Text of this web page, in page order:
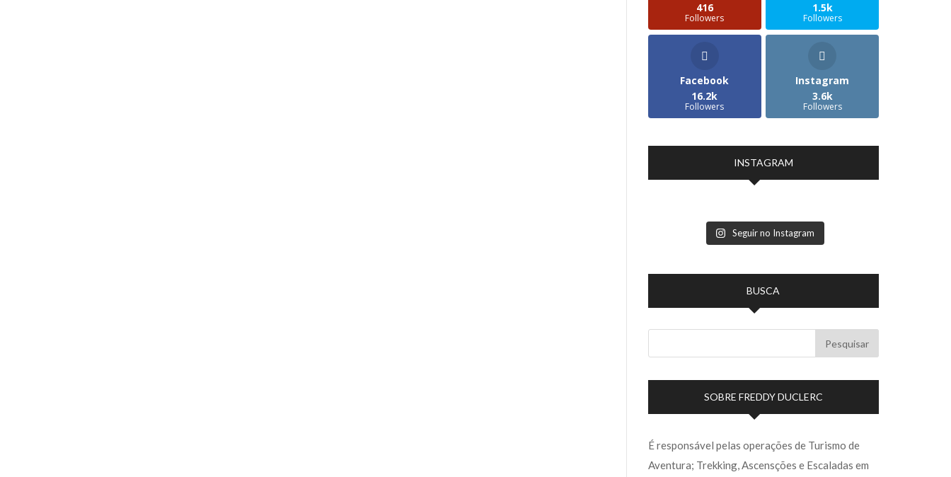
416
Followers
1.5k
Followers
Facebook
16.2k
Followers
Instagram
3.6k
Followers
INSTAGRAM
Seguir no Instagram
BUSCA
SOBRE FREDDY DUCLERC
É responsável pelas operações de Turismo de
Aventura; Trekking, Ascensções e Escaladas em